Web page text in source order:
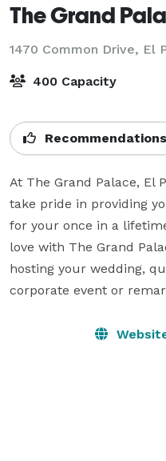
The Grand
1470 Common Drive, El
400 Capacity
Recommendations
At The Grand Palace, El
take pride in providing
for your once in a
love with The Grand
hosting your wedding,
corporate event or